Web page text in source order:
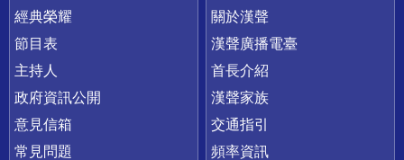
快速連結
經典榮耀
節目表
主持人
政府資訊公開
意見信箱
常見問題
關於漢聲
漢聲廣播電臺
首長介紹
漢聲家族
交通指引
頻率資訊